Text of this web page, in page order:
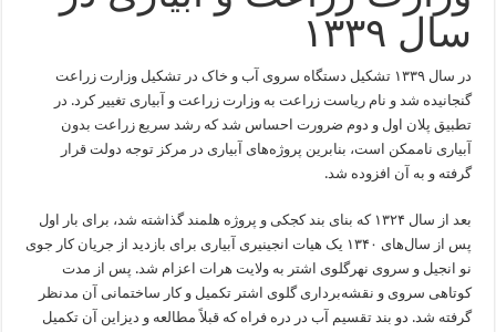
سال ۱۳۳۹
در سال ۱۳۳۹ تشکیل دستگاه سروی آب و خاک در تشکیل وزارت زراعت
گنجانیده شد و نام ریاست زراعت به وزارت زراعت و آبیاری تغییر کرد. در
تطبیق پلان اول و دوم ضرورت احساس شد که رشد سریع زراعت بدون
آبیاری ناممکن است، بنابرین پروژه‌های آبیاری در مرکز توجه دولت قرار
گرفته و به آن افزوده شد.
بعد از سال ۱۳۲۴ که بنای بند کجکی و پروژه هلمند گذاشته شد، برای بار اول
پس از سال‌های ۱۳۴۰ یک هیات انجینیری آبیاری برای بازدید از جریان کار جوی
نو انجیل و سروی نهرگلوی اشتر به ولایت هرات اعزام شد. پس از مدت
کوتاهی سروی و نقشه‌برداری گلوی اشتر تکمیل و کار ساختمانی آن مدنظر
گرفته شد. دو بند تقسیم آب در دره فراه که قبلاً مطالعه و دیزاین آن تکمیل